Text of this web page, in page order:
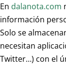
En dalanota.com
información
Solo se
necesitan
Twitter…) con el